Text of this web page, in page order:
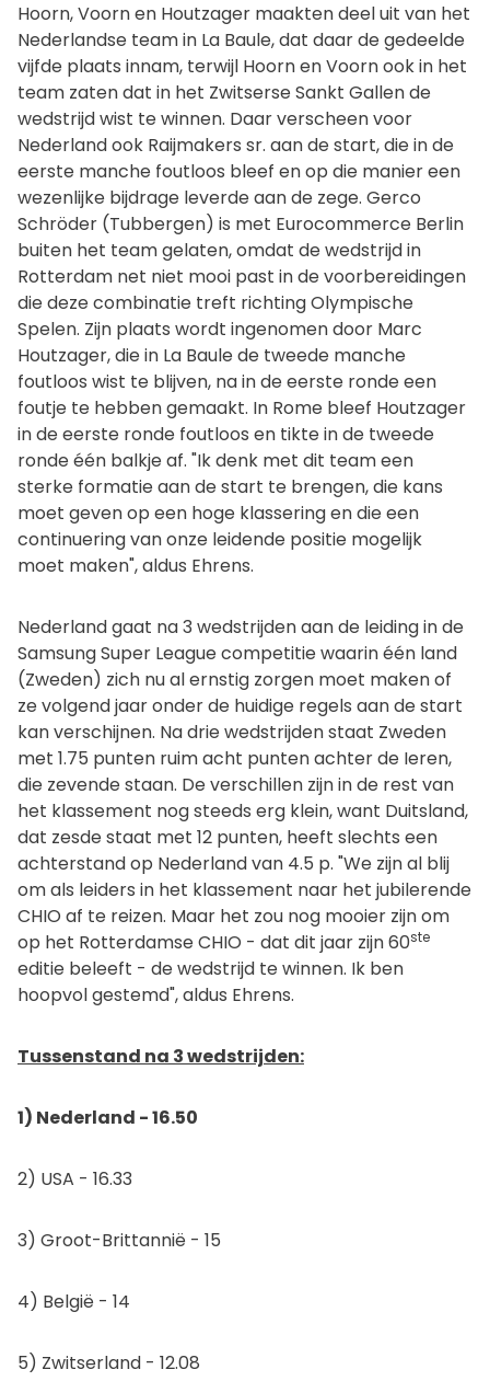
Hoorn, Voorn en Houtzager maakten deel uit van het
Nederlandse team in La Baule, dat daar de gedeelde
vijfde plaats innam, terwijl Hoorn en Voorn ook in het
team zaten dat in het Zwitserse Sankt Gallen de
wedstrijd wist te winnen. Daar verscheen voor
Nederland ook Raijmakers sr. aan de start, die in de
eerste manche foutloos bleef en op die manier een
wezenlijke bijdrage leverde aan de zege. Gerco
Schröder (Tubbergen) is met Eurocommerce Berlin
buiten het team gelaten, omdat de wedstrijd in
Rotterdam net niet mooi past in de voorbereidingen
die deze combinatie treft richting Olympische
Spelen. Zijn plaats wordt ingenomen door Marc
Houtzager, die in La Baule de tweede manche
foutloos wist te blijven, na in de eerste ronde een
foutje te hebben gemaakt. In Rome bleef Houtzager
in de eerste ronde foutloos en tikte in de tweede
ronde één balkje af. "Ik denk met dit team een
sterke formatie aan de start te brengen, die kans
moet geven op een hoge klassering en die een
continuering van onze leidende positie mogelijk
moet maken", aldus Ehrens.
Nederland gaat na 3 wedstrijden aan de leiding in de
Samsung Super League competitie waarin één land
(Zweden) zich nu al ernstig zorgen moet maken of
ze volgend jaar onder de huidige regels aan de start
kan verschijnen. Na drie wedstrijden staat Zweden
met 1.75 punten ruim acht punten achter de Ieren,
die zevende staan. De verschillen zijn in de rest van
het klassement nog steeds erg klein, want Duitsland,
dat zesde staat met 12 punten, heeft slechts een
achterstand op Nederland van 4.5 p. "We zijn al blij
om als leiders in het klassement naar het jubilerende
CHIO af te reizen. Maar het zou nog mooier zijn om
op het Rotterdamse CHIO - dat dit jaar zijn 60ste
editie beleeft - de wedstrijd te winnen. Ik ben
hoopvol gestemd", aldus Ehrens.
Tussenstand na 3 wedstrijden:
1) Nederland - 16.50
2) USA - 16.33
3) Groot-Brittannië - 15
4) België - 14
5) Zwitserland - 12.08